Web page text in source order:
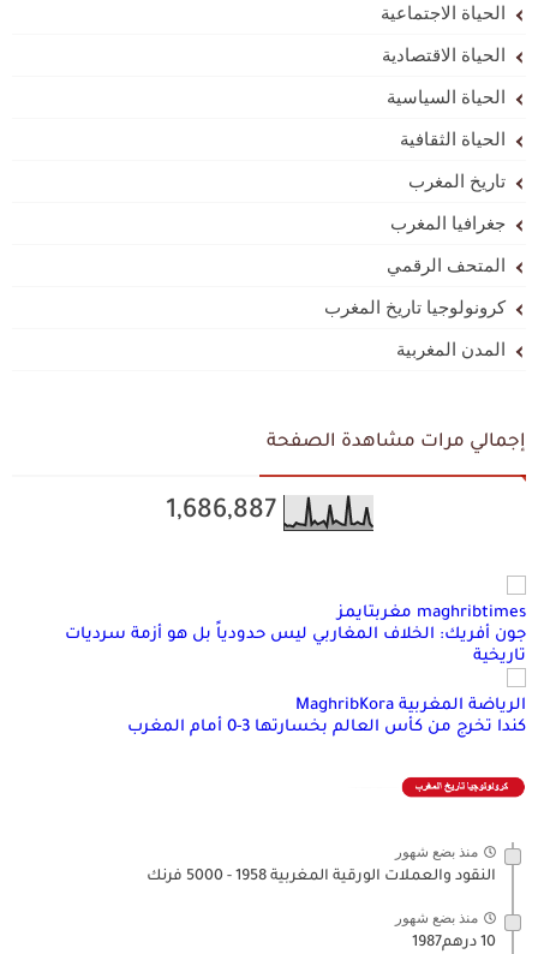
الحياة الاجتماعية
الحياة الاقتصادية
الحياة السياسية
الحياة الثقافية
تاريخ المغرب
جغرافيا المغرب
المتحف الرقمي
كرونولوجيا تاريخ المغرب
المدن المغربية
إجمالي مرات مشاهدة الصفحة
1,686,887
maghribtimes مغربتايمز
جون أفريك: الخلاف المغاربي ليس حدودياً بل هو أزمة سرديات
تاريخية
الرياضة المغربية MaghribKora
كندا تخرج من كأس العالم بخسارتها 3-0 أمام المغرب
منذ بضع شهور
النقود والعملات الورقية المغربية 1958 - 5000 فرنك
منذ بضع شهور
10 درهم1987